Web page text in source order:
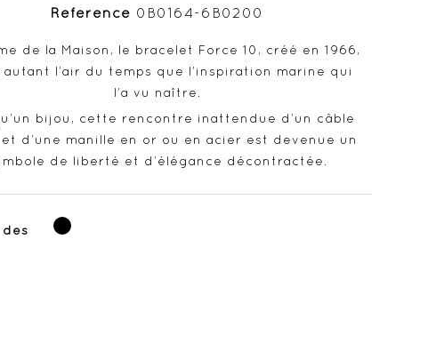
Référence 0B0164-6B0200
de la Maison, le bracelet Force 10, créé en 1966,
l’air du temps que l’inspiration marine qui
l’a vu naître.
bijou, cette rencontre inattendue d’un câble
d’une manille en or ou en acier est devenue un
de liberté et d’élégance décontractée.
Noir